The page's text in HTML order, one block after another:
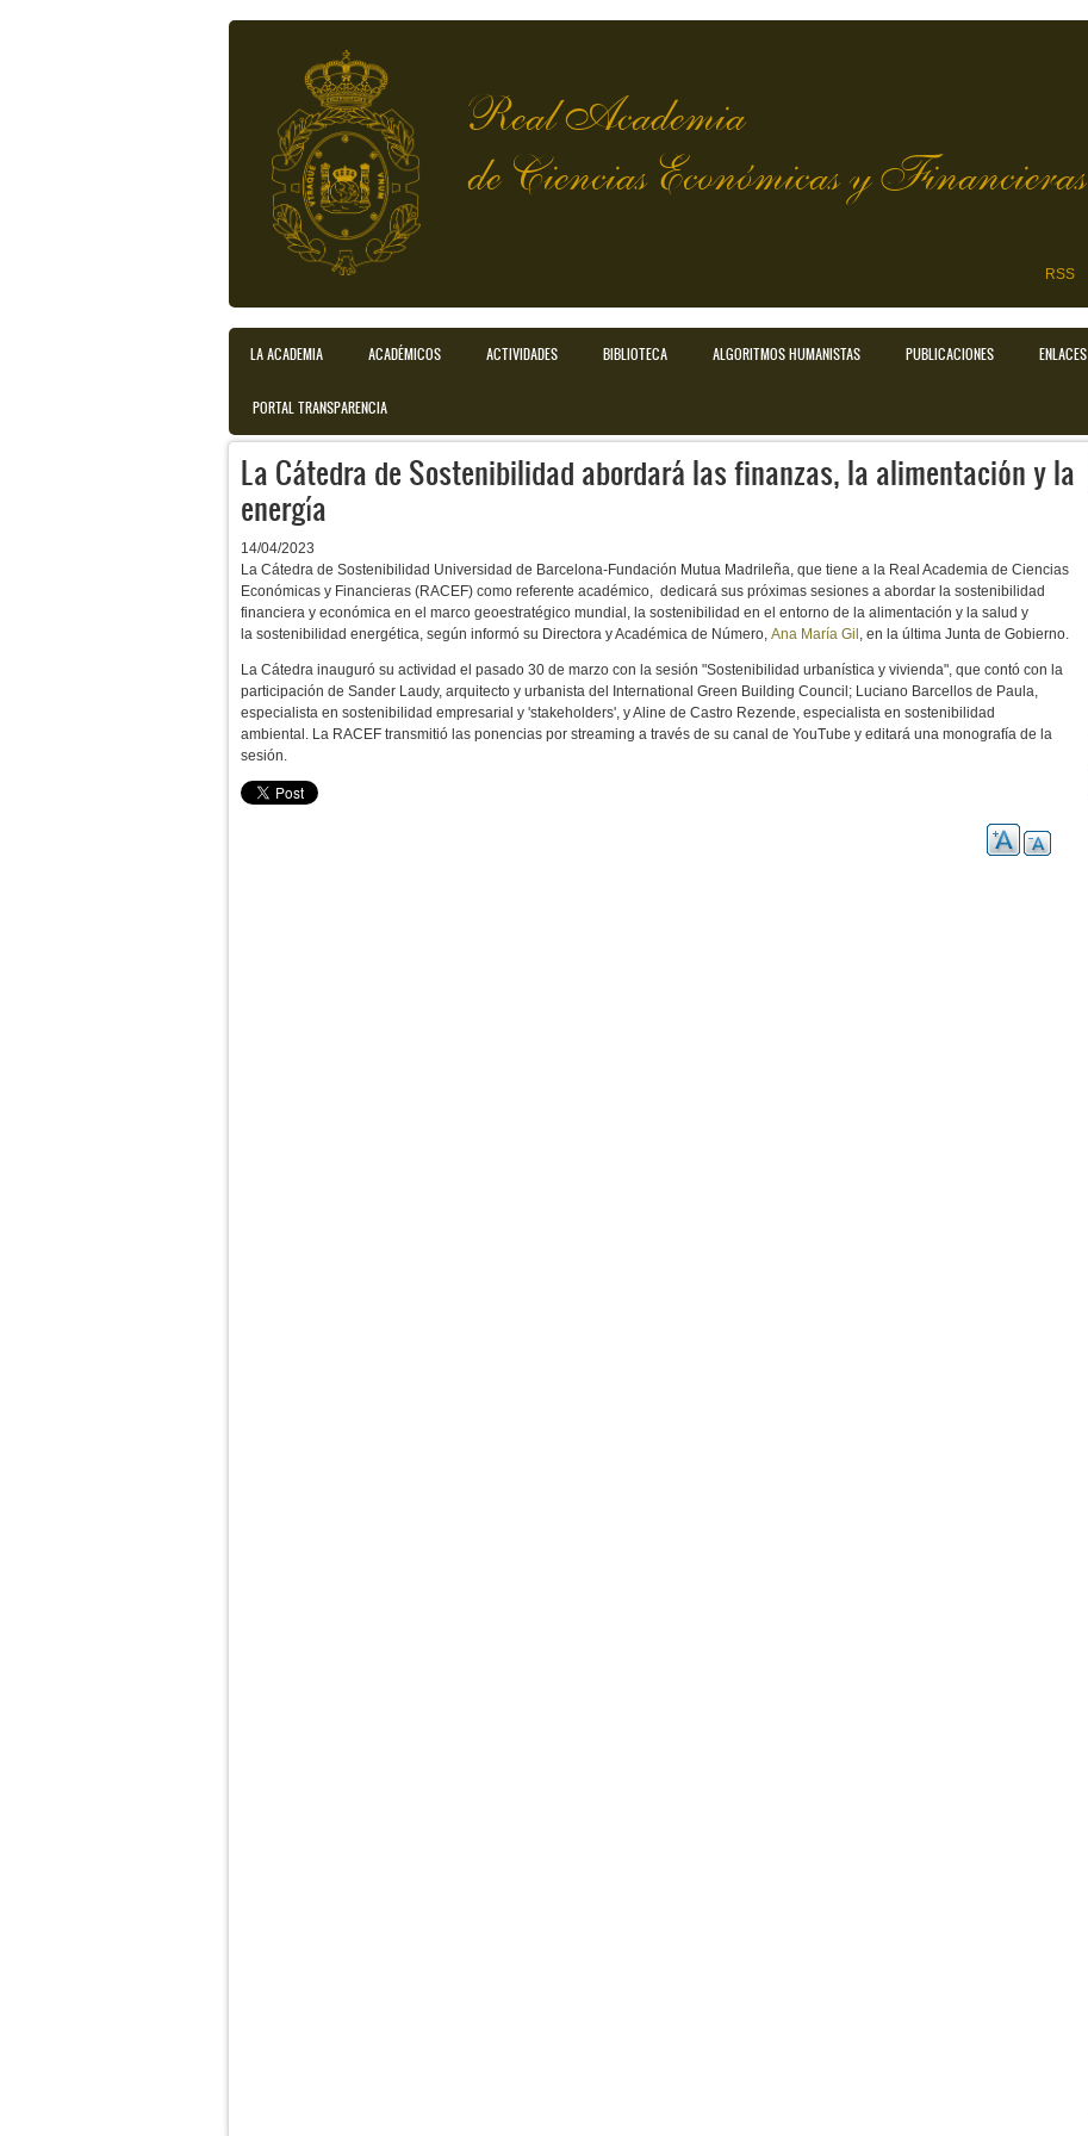
Real Academia
de Ciencias Económicas y Financieras
RSS
Menú principal
LA ACADEMIA ACADÉMICOS ACTIVIDADES BIBLIOTECA ALGORITMOS HUMANISTAS PUBLICACIONES ENLACES
PORTAL TRANSPARENCIA
La Cátedra de Sostenibilidad abordará las finanzas, la alimentación y la
energía
14/04/2023
La Cátedra de Sostenibilidad Universidad de Barcelona-Fundación Mutua Madrileña, que tiene a la Real Academia de Ciencias
Económicas y Financieras (RACEF) como referente académico, dedicará sus próximas sesiones a abordar la sostenibilidad
financiera y económica en el marco geoestratégico mundial, la sostenibilidad en el entorno de la alimentación y la salud y
la sostenibilidad energética, según informó su Directora y Académica de Número, Ana María Gil , en la última Junta de Gobierno.
La Cátedra inauguró su actividad el pasado 30 de marzo con la sesión "Sostenibilidad urbanística y vivienda", que contó con la
participación de Sander Laudy, arquitecto y urbanista del International Green Building Council; Luciano Barcellos de Paula,
especialista en sostenibilidad empresarial y 'stakeholders', y Aline de Castro Rezende, especialista en sostenibilidad
ambiental. La RACEF transmitió las ponencias por streaming a través de su canal de YouTube y editará una monografía de la
sesión.